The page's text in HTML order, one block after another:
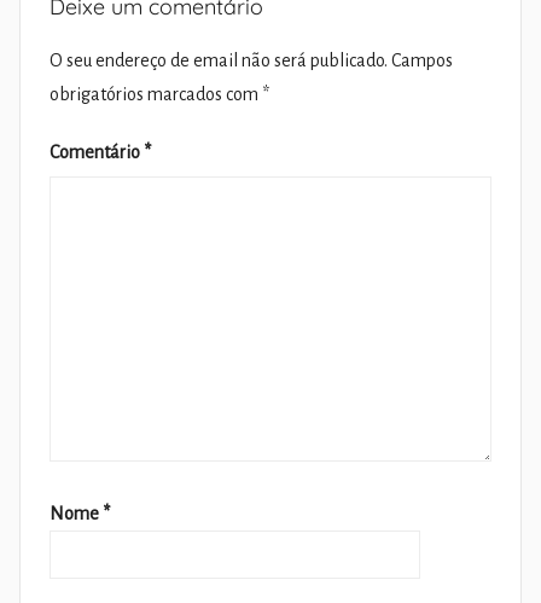
Deixe um comentário
O seu endereço de email não será publicado. Campos
obrigatórios marcados com *
Comentário *
Nome *